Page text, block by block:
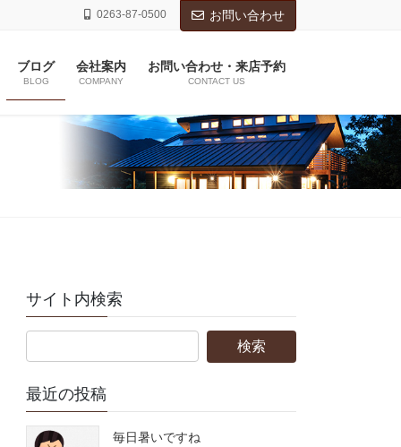
0263-87-0500 お問い合わせ
ブログ
BLOG
会社案内
COMPANY
お問い合わせ・来店予約
CONTACT US
サイト内検索
最近の投稿
毎日暑いですね